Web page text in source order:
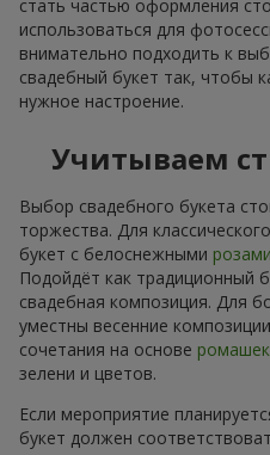
стать частью оформления
использоваться для
внимательно подходить к
свадебный букет так, чтобы
нужное настроение.
Учитываем
Выбор свадебного букета
торжества. Для
букет с белоснежными розами
Подойдёт как традиционный
свадебная композиция. Для
уместны весенние
сочетания на основе ромашек
зелени и цветов.
Если мероприятие
букет должен